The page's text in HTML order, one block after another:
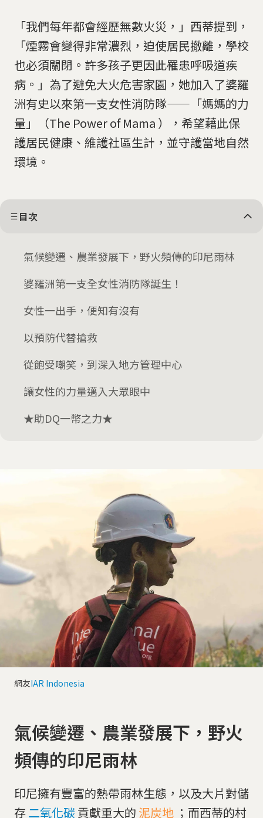
「我們每年都會經歷無數火災，」西蒂提到，
「煙霧會變得非常濃烈，迫使居民撤離，學校
也必須關閉。許多孩子更因此罹患呼吸道疾
病。」為了避免大火危害家園，她加入了婆羅
洲有史以來第一支女性消防隊——「媽媽的力
量」（The Power of Mama ），希望藉此保
護居民健康、維護社區生計，並守護當地自然
環境。
目次
氣候變遷、農業發展下，野火頻傳的印尼雨林
婆羅洲第一支全女性消防隊誕生！
女性一出手，便知有沒有
以預防代替搶救
從飽受嘲笑，到深入地方管理中心
讓女性的力量邁入大眾眼中
★助DQ一幣之力★
網友IAR Indonesia
氣候變遷、農業發展下，野火
頻傳的印尼雨林
印尼擁有豐富的熱帶雨林生態，以及大片對儲
存二氧化碳 貢獻重大的 泥炭地 ；而西蒂的村